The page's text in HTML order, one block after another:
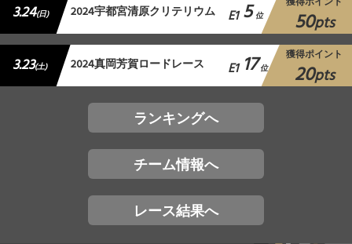
3.24(日) 2024宇都宮清原クリテリウム E1 5 位 50pts
3.23(土) 2024真岡芳賀ロードレース E1 17 位
獲得ポイント
20pts
ランキングへ
チーム情報へ
レース結果へ